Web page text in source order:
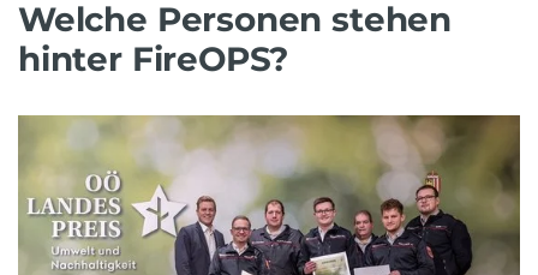
Welche Personen stehen
hinter FireOPS?